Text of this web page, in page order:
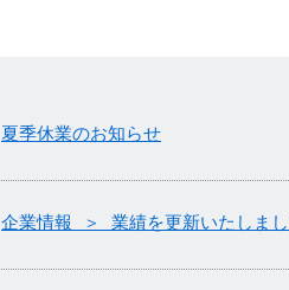
夏季休業のお知らせ
企業情報 ＞ 業績を更新いたしまし